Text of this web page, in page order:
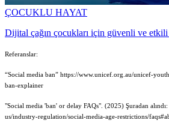
ÇOCUKLU HAYAT
Dijital çağın çocukları için güvenli ve etkili
Referanslar:
“Social media ban” https://www.unicef.org.au/unicef-
ban-explainer
"Social media 'ban' or delay FAQs". (2025) Şuradan
us/industry-regulation/social-media-age-restrictions/